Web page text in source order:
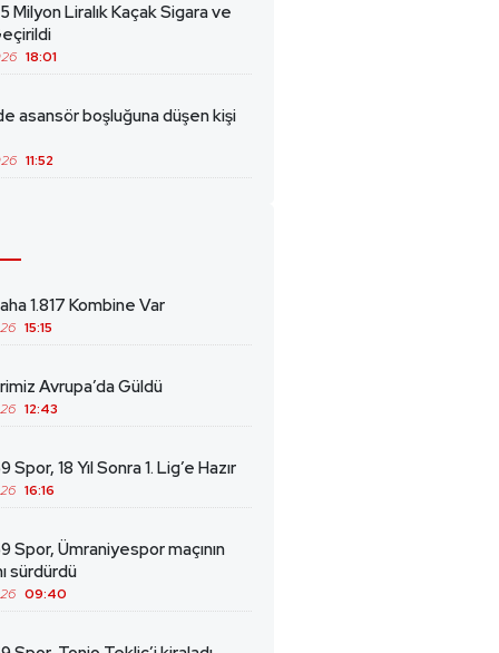
Milyon Liralık Kaçak Sigara ve
18:01
asansör boşluğuna düşen kişi
11:52
1.817 Kombine Var
15:15
Avrupa’da Güldü
12:43
Spor, 18 Yıl Sonra 1. Lig’e Hazır
16:16
Spor, Ümraniyespor maçının
sürdürdü
09:40